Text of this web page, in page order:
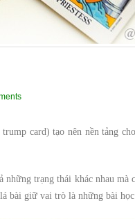
card) tạo nên nền tảng
những trạng thái khác nhau
bài giữ vai trò là những bài học